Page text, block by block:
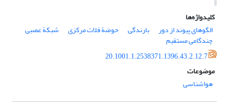
کلیدواژه‌ها
الگوهای پیوند از دور
بارندگی حوضة فلات مرکزی شبکة عصبی
چندگامی مستقیم
20.1001.1.2538371.1396.43.2.12.7
موضوعات
هواشناسی